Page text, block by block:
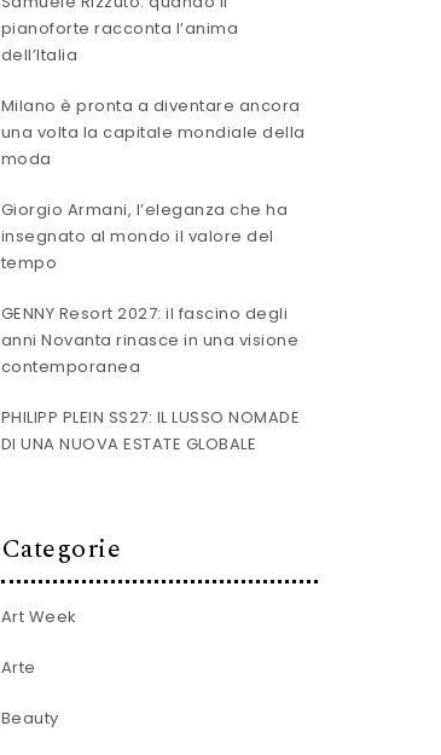
pianoforte racconta l’anima
dell’Italia
Milano è pronta a diventare ancora
una volta la capitale mondiale della
moda
Giorgio Armani, l’eleganza che ha
insegnato al mondo il valore del
tempo
GENNY Resort 2027: il fascino degli
anni Novanta rinasce in una visione
contemporanea
PHILIPP PLEIN SS27: IL LUSSO NOMADE
DI UNA NUOVA ESTATE GLOBALE
Categorie
Art Week
Arte
Beauty